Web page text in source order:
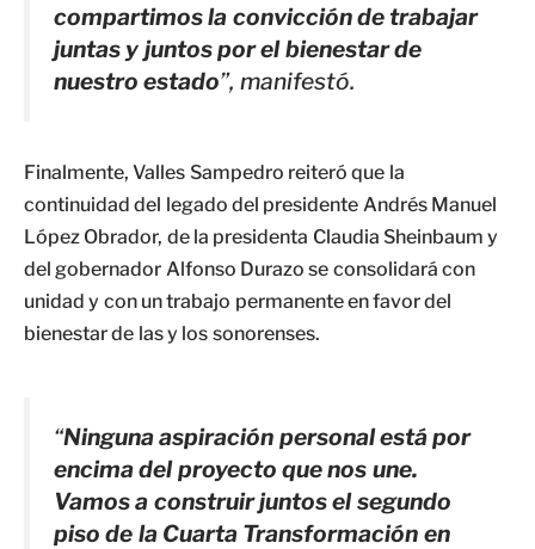
compartimos la convicción de trabajar
juntas y juntos por el bienestar de
nuestro estado”, manifestó.
Finalmente, Valles Sampedro reiteró que la
continuidad del legado del presidente Andrés Manuel
López Obrador, de la presidenta Claudia Sheinbaum y
del gobernador Alfonso Durazo se consolidará con
unidad y con un trabajo permanente en favor del
bienestar de las y los sonorenses.
“Ninguna aspiración personal está por
encima del proyecto que nos une.
Vamos a construir juntos el segundo
piso de la Cuarta Transformación en